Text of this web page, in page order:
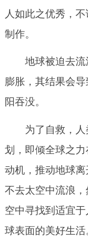
人如此之优秀，
制作。
地球被迫去
膨胀，其结果会
阳吞没。
为了自救，
划，即倾全球之
动机，推动地球
不去太空中流浪
空中寻找到适宜
球表面的美好生活